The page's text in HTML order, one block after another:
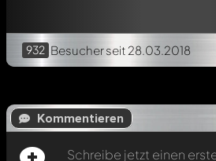
932 Besucherseit 28.03.2018
Kommentieren
Schreibe jetzt einen